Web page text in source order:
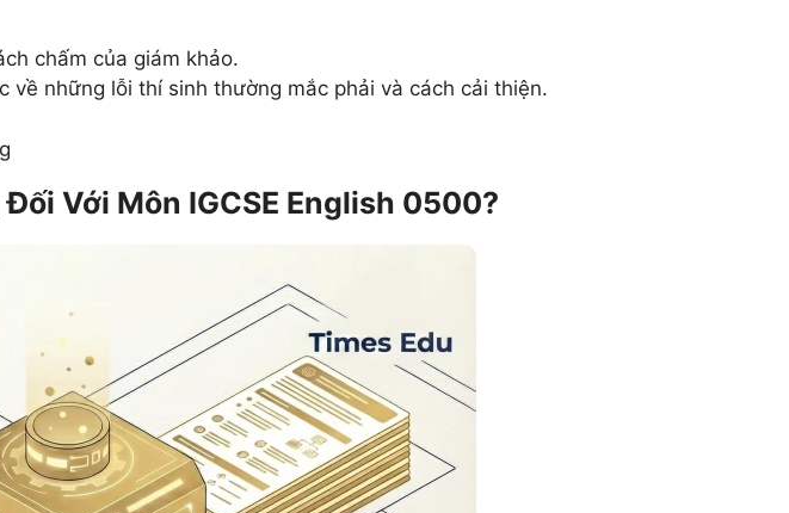
chấm của giám khảo.
về những lỗi thí sinh thường mắc phải và cách cải thiện.
Với Môn IGCSE English 0500?